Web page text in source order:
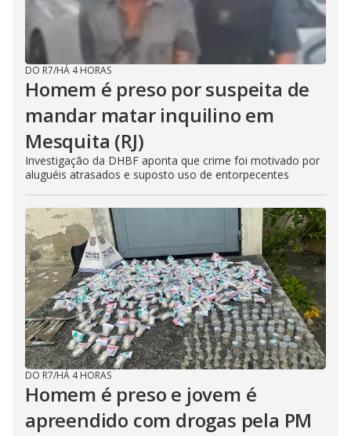
DO R7/HÁ 4 HORAS
Homem é preso por suspeita de
mandar matar inquilino em
Mesquita (RJ)
Investigação da DHBF aponta que crime foi motivado por
aluguéis atrasados e suposto uso de entorpecentes
DO R7/HÁ 4 HORAS
Homem é preso e jovem é
apreendido com drogas pela PM